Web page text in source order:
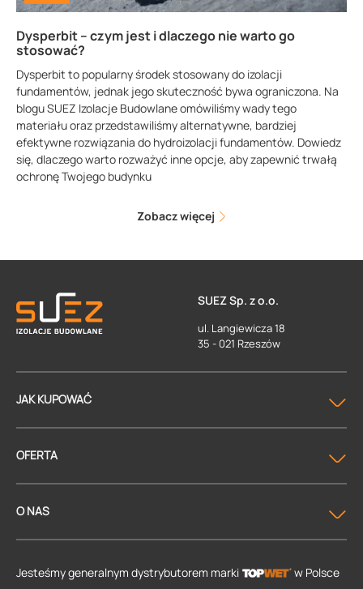
Dysperbit – czym jest i dlaczego nie warto go
stosować?
Dysperbit to popularny środek stosowany do izolacji
fundamentów, jednak jego skuteczność bywa ograniczona. Na
blogu SUEZ Izolacje Budowlane omówiliśmy wady tego
materiału oraz przedstawiliśmy alternatywne, bardziej
efektywne rozwiązania do hydroizolacji fundamentów. Dowiedz
się, dlaczego warto rozważyć inne opcje, aby zapewnić trwałą
ochronę Twojego budynku
Zobacz więcej
SUEZ Sp. z o.o.
ul. Langiewicza 18
35 - 021 Rzeszów
JAK KUPOWAĆ
OFERTA
O NAS
Jesteśmy generalnym dystrybutorem marki w Polsce